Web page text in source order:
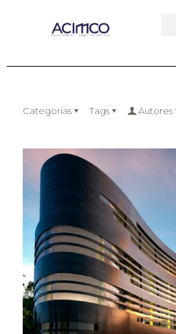
Categorías Tags Autores